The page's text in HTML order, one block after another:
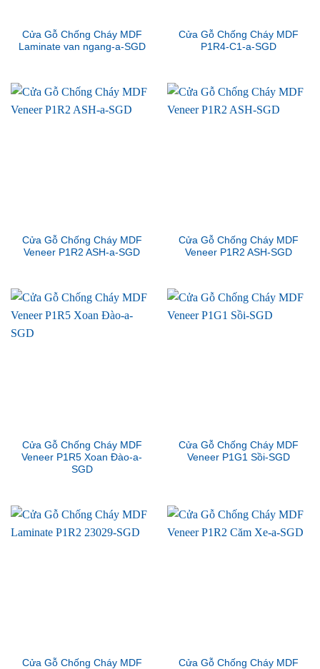
Cửa Gỗ Chống Cháy MDF
Laminate van ngang-a-SGD
Cửa Gỗ Chống Cháy MDF
P1R4-C1-a-SGD
Cửa Gỗ Chống Cháy MDF
Veneer P1R2 ASH-a-SGD
Cửa Gỗ Chống Cháy MDF
Veneer P1R2 ASH-SGD
Cửa Gỗ Chống Cháy MDF
Veneer P1R5 Xoan Đào-a-
SGD
Cửa Gỗ Chống Cháy MDF
Veneer P1G1 Sồi-SGD
Cửa Gỗ Chống Cháy MDF Cửa Gỗ Chống Cháy MDF